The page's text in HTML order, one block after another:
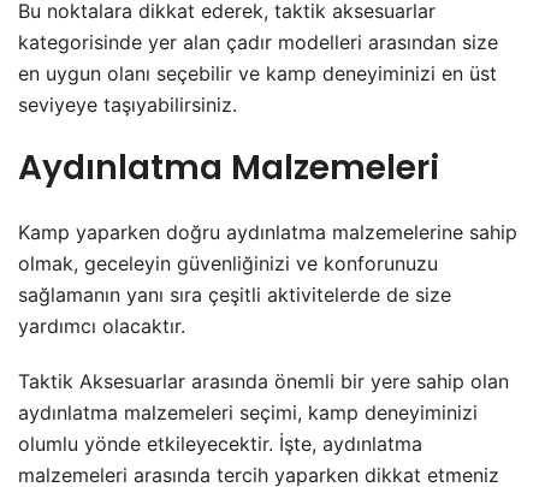
Bu noktalara dikkat ederek, taktik aksesuarlar
kategorisinde yer alan çadır modelleri arasından size
en uygun olanı seçebilir ve kamp deneyiminizi en üst
seviyeye taşıyabilirsiniz.
Aydınlatma Malzemeleri
Kamp yaparken doğru aydınlatma malzemelerine sahip
olmak, geceleyin güvenliğinizi ve konforunuzu
sağlamanın yanı sıra çeşitli aktivitelerde de size
yardımcı olacaktır.
Taktik Aksesuarlar arasında önemli bir yere sahip olan
aydınlatma malzemeleri seçimi, kamp deneyiminizi
olumlu yönde etkileyecektir. İşte, aydınlatma
malzemeleri arasında tercih yaparken dikkat etmeniz